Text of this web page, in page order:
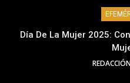
Día De La Mujer 2025: